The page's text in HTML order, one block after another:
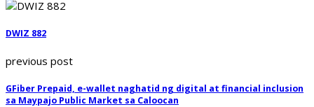
DWIZ 882
previous post
GFiber Prepaid, e-wallet naghatid ng digital at financial inclusion
sa Maypajo Public Market sa Caloocan